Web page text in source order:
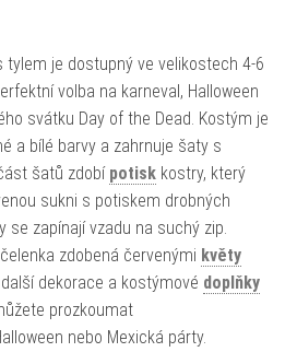
449 Kč.
je dostupný ve velikostech 4-6
volba na karneval, Halloween
svátku Day of the Dead. Kostým je
a bílé barvy a zahrnuje šaty s
šatů zdobí potisk kostry, který
sukni s potiskem drobných
se zapínají vzadu na suchý zip.
zdobená červenými květy
dekorace a kostýmové doplňky
prozkoumat
nebo Mexická párty.